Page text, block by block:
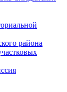
района